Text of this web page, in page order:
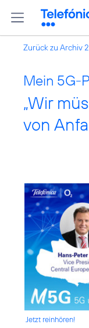
Zurück zu Archiv
Mein 5G-
„Wir
von
Jetzt reinhören!